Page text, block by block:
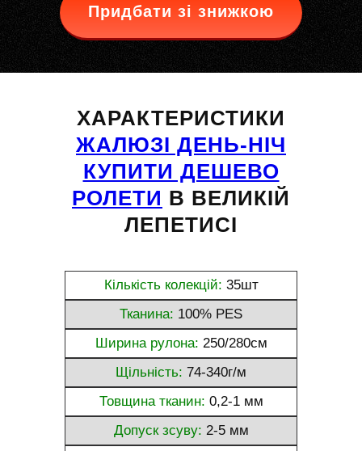
Придбати зі знижкою
ХАРАКТЕРИСТИКИ
ЖАЛЮЗІ ДЕНЬ-НІЧ
КУПИТИ ДЕШЕВО
РОЛЕТИ В ВЕЛИКІЙ
ЛЕПЕТИСІ
Кількість колекцій: 35шт
Тканина: 100% PES
Ширина рулона: 250/280см
Щільність: 74-340г/м
Товщина тканин: 0,2-1 мм
Допуск зсуву: 2-5 мм